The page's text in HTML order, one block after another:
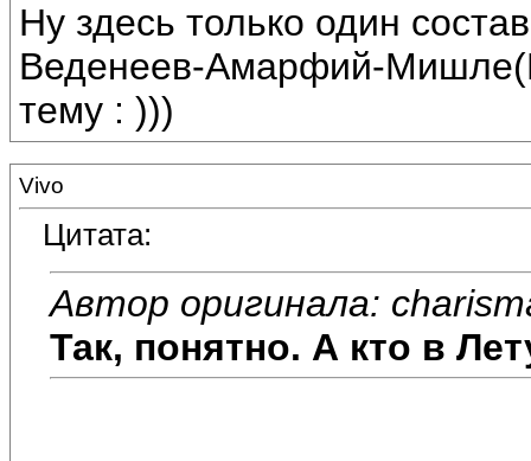
Ну здесь только один
Веденеев-Амарфий-
тему : )))
Vivo
Цитата:
Автор оригинала:
Так, понятно. А кто в